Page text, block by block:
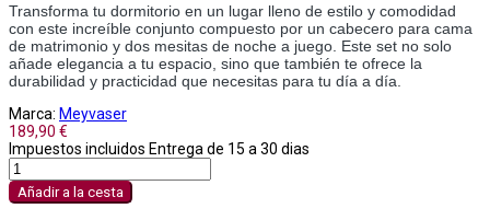
Transforma tu dormitorio en un lugar lleno de estilo y comodidad
con este increíble conjunto compuesto por un cabecero para cama
de matrimonio y dos mesitas de noche a juego. Este set no solo
añade elegancia a tu espacio, sino que también te ofrece la
durabilidad y practicidad que necesitas para tu día a día.
Marca: Meyvaser
189,90 €
Impuestos incluidos Entrega de 15 a 30 dias
Añadir a la cesta